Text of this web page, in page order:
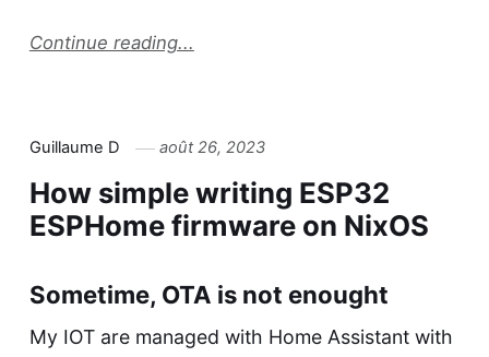
Continue reading...
Guillaume D août 26, 2023
How simple writing ESP32
ESPHome firmware on NixOS
Sometime, OTA is not enought
My IOT are managed with Home Assistantwith